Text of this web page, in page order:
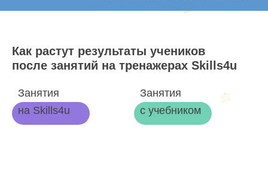
Как растут результаты учеников
после занятий на тренажерах Skills4u
Занятия
на Skills4u
Занятия
с учебником